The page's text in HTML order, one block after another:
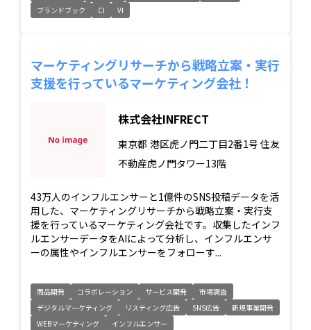
ブランドブック
CI VI
マーケティングリサーチから戦略立案・実行
支援を行っているマーケティング会社！
株式会社INFRECT
東京都 港区虎ノ門二丁目2番1号 住友
不動産虎ノ門タワー13階
43万人のインフルエンサーと1億件のSNS投稿データを活
用した、マーケティングリサーチから戦略立案・実行支
援を行っているマーケティング会社です。収集したインフ
ルエンサーデータをAIによって分析し、インフルエンサ
ーの属性やインフルエンサーをフォローす...
商品開発 コラボレーション サービス開発
市場調査
デジタルマーケティング
リスティング広告 SNS広告
新規事業開発
WEBマーケティング
インフルエンサー